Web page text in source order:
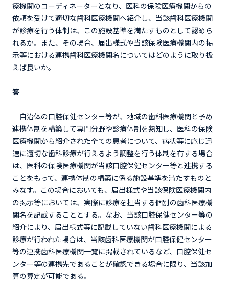
療機関のコーディネーターとなり、医科の保険医療機関からの
依頼を受けて適切な歯科医療機関へ紹介し、当該歯科医療機関
が診療を行う体制は、この施設基準を満たすものとして認めら
れるか。また、その場合、届出様式や当該保険医療機関内の掲
示等における連携歯科医療機関名についてはどのように取り扱
えば良いか。
答
自治体の口腔保健センター等が、地域の歯科医療機関と予め
連携体制を構築して専門分野や診療体制を熟知し、医科の保険
医療機関から紹介された全ての患者について、病状等に応じ迅
速に適切な歯科診療が行えるよう調整を行う体制を有する場合
は、医科の保険医療機関が当該口腔保健センター等と連携する
ことをもって、連携体制の構築に係る施設基準を満たすものと
みなす。この場合においても、届出様式や当該保険医療機関内
の掲示等においては、実際に診療を担当する個別の歯科医療機
関名を記載することとする。なお、当該口腔保健センター等の
紹介により、届出様式等に記載していない歯科医療機関による
診療が行われた場合は、当該歯科医療機関が口腔保健センター
等の連携歯科医療機関一覧に掲載されているなど、口腔保健セ
ンター等の連携先であることが確認できる場合に限り、当該加
算の算定が可能である。